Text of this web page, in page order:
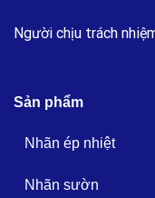
Người chịu trách
Sản phẩm
Nhãn ép nhiệt
Nhãn sườn